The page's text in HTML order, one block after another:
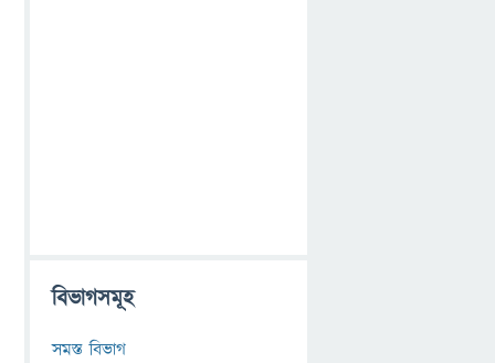
বিভাগসমূহ
সমস্ত বিভাগ